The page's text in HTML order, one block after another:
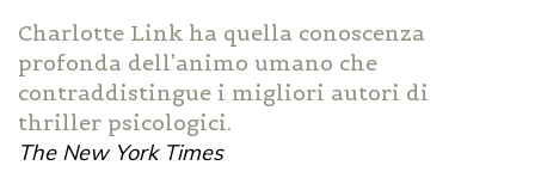
Charlotte Link ha quella conoscenza
profonda dell’animo umano che
contraddistingue i migliori autori di
thriller psicologici.
The New York Times